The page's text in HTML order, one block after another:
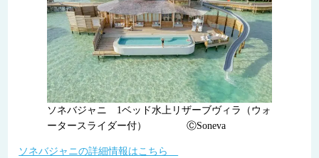
ソネバジャニ 1ベッド水上リザーブヴィラ（ウォ
ータースライダー付） ⒸSoneva
ソネバジャニの詳細情報はこちら